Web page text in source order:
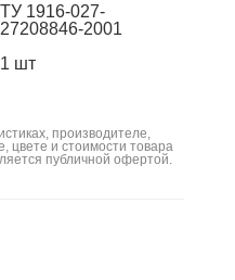
ТУ 1916-027-
27208846-2001
1 шт
производителе,
цвете и стоимости товара
публичной офертой.